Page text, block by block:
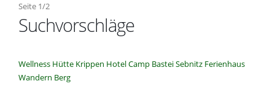
Seite 1/2
Suchvorschläge
Wellness Hütte Krippen HotelCamp BasteiSebnitz Ferienhaus
Wandern Berg